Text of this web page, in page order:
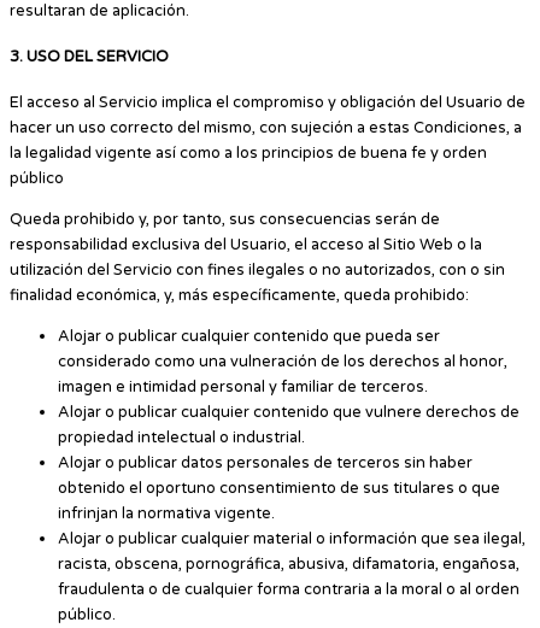
resultaran de aplicación.
3. USO DEL SERVICIO
El acceso al Servicio implica el compromiso y obligación del Usuario de
hacer un uso correcto del mismo, con sujeción a estas Condiciones, a
la legalidad vigente así como a los principios de buena fe y orden
público
Queda prohibido y, por tanto, sus consecuencias serán de
responsabilidad exclusiva del Usuario, el acceso al Sitio Web o la
utilización del Servicio con fines ilegales o no autorizados, con o sin
finalidad económica, y, más específicamente, queda prohibido:
Alojar o publicar cualquier contenido que pueda ser
considerado como una vulneración de los derechos al honor,
imagen e intimidad personal y familiar de terceros.
Alojar o publicar cualquier contenido que vulnere derechos de
propiedad intelectual o industrial.
Alojar o publicar datos personales de terceros sin haber
obtenido el oportuno consentimiento de sus titulares o que
infrinjan la normativa vigente.
Alojar o publicar cualquier material o información que sea ilegal,
racista, obscena, pornográfica, abusiva, difamatoria, engañosa,
fraudulenta o de cualquier forma contraria a la moral o al orden
público.